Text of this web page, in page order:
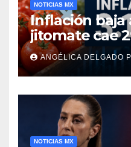
NOTICIAS MX
Inflación baja
jitomate cae
cebolla y
encarecen
ANGÉLICA DELGADO
NOTICIAS MX